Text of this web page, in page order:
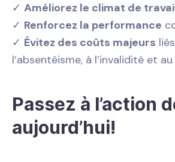
✓ Améliorez le climat de
✓ Renforcez la performance
✓ Évitez des coûts majeurs
l’absentéisme, à l’invalidité et
Passez à l’action
aujourd’hui!